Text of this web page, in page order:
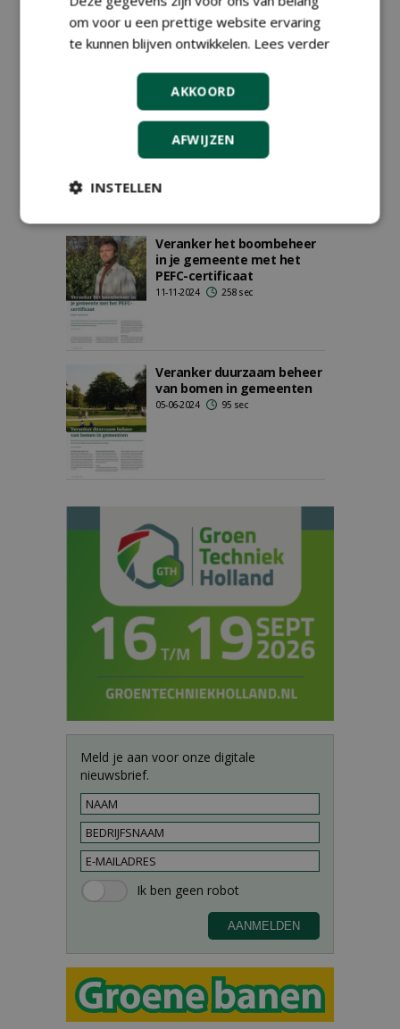
duurzaam beheer
stadsbomen
28-04-2025 134 sec
Zwolle behaalt
wereldprimeur met
duurzaam beheer
stadsbomen
Veranker het boombeheer
in je gemeente met het
PEFC-certificaat
11-11-2024 258 sec
Veranker duurzaam beheer
van bomen in gemeenten
05-06-2024 95 sec
Meld je aan voor onze digitale
nieuwsbrief.
om voor u een prettige website ervaring
te kunnen blijven ontwikkelen. Lees verder
AKKOORD
AFWIJZEN
INSTELLEN